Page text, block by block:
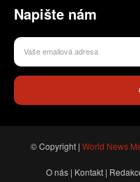
Napište nám
© Copyright | World News
O nás | Kontakt |